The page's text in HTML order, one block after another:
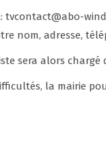
tvcontact@abo-
nom, adresse,
sera alors chargé
la mairie